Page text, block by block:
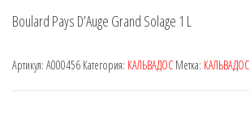
Boulard Pays D’Auge Grand Solage 1 L
Артикул: A000456 Категория: КАЛЬВАДОС Метка: КАЛЬВАДОС